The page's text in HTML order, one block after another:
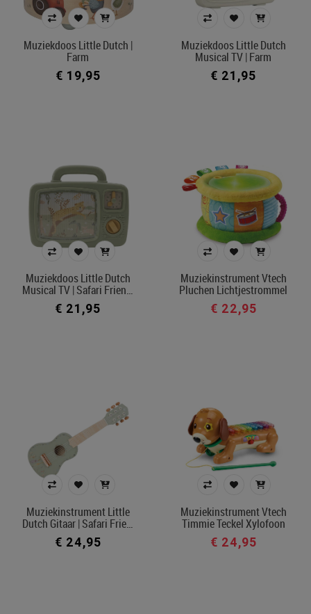
Muziekdoos Little Dutch |
Farm
€ 19,95
Muziekdoos Little Dutch
Musical TV | Farm
€ 21,95
Muziekdoos Little Dutch
Musical TV | Safari Frien…
€ 21,95
Muziekinstrument Vtech
Pluchen Lichtjestrommel
€ 22,95
Muziekinstrument Little
Dutch Gitaar | Safari Frie…
€ 24,95
Muziekinstrument Vtech
Timmie Teckel Xylofoon
€ 24,95